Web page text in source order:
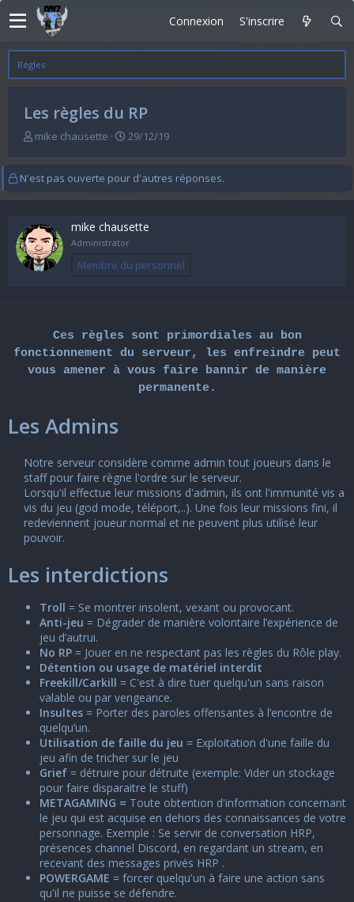
Connexion S'inscrire
Régles
Les règles du RP
A
e
l
a
s
i
mike chausette
D
e
é
u
29/12/19
N'est pas ouverte pour d'autres réponses.
mike chausette
Administrator
Membre du personnel
Ces règles sont primordiales au bon
fonctionnement du serveur, les enfreindre peut
vous amener à vous faire bannir de manière
permanente.
Les Admins
Notre serveur considère comme admin tout joueurs dans le
staff pour faire règne l'ordre sur le serveur.​
Lorsqu'il effectue leur missions d'admin, ils ont l'immunité vis a
vis du jeu (god mode, téléport,..). Une fois leur missions fini, il
redeviennent joueur normal et ne peuvent plus utilisé leur
pouvoir.​
Les interdictions
Troll = Se montrer insolent, vexant ou provocant.
Anti-jeu = Dégrader de manière volontaire l’expérience de
jeu d’autrui.
No RP = Jouer en ne respectant pas les règles du Rôle play.
Détention ou usage de matériel interdit
Freekill/Carkill = C'est à dire tuer quelqu'un sans raison
valable ou par vengeance.
Insultes = Porter des paroles offensantes à l’encontre de
quelqu’un.
Utilisation de faille du jeu = Exploitation d'une faille du
jeu afin de tricher sur le jeu
Grief = détruire pour détruite (exemple: Vider un stockage
pour faire disparaitre le stuff)
METAGAMING = Toute obtention d'information concernant
le jeu qui est acquise en dehors des connaissances de votre
personnage. Exemple : Se servir de conversation HRP,
présences channel Discord, en regardant un stream, en
recevant des messages privés HRP .
POWERGAME = forcer quelqu'un à faire une action sans
qu'il ne puisse se défendre.